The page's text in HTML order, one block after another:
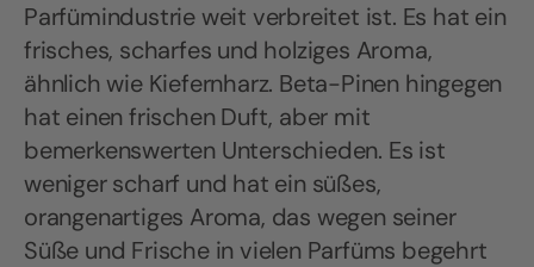
Parfümindustrie weit verbreitet ist. Es hat ein
frisches, scharfes und holziges Aroma,
ähnlich wie Kiefernharz. Beta-Pinen hingegen
hat einen frischen Duft, aber mit
bemerkenswerten Unterschieden. Es ist
weniger scharf und hat ein süßes,
orangenartiges Aroma, das wegen seiner
Süße und Frische in vielen Parfüms begehrt